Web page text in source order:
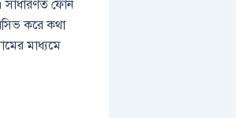
সাধারণত ফোন
করে কথা
মাধ্যমে